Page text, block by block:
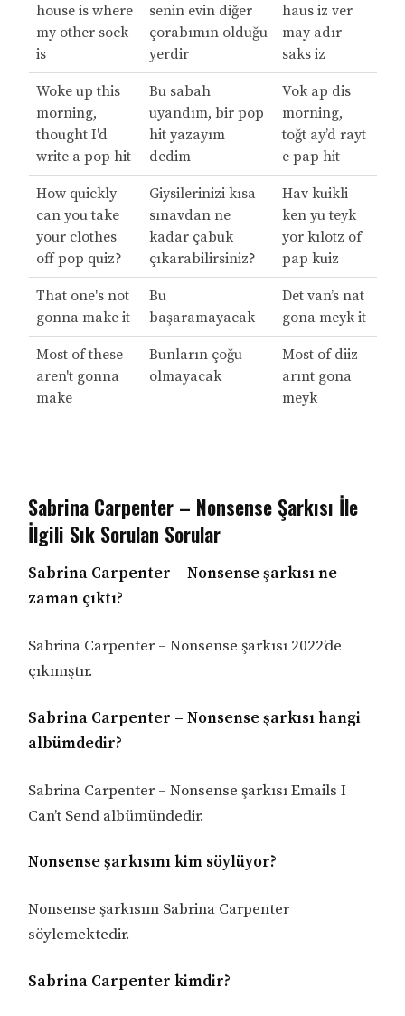
house is where
my other sock
is
senin evin diğer
çorabımın olduğu
yerdir
haus iz ver
may adır
saks iz
Woke up this
morning,
thought I'd
write a pop hit
Bu sabah
uyandım, bir pop
hit yazayım
dedim
Vok ap dis
morning,
toğt ay’d rayt
e pap hit
How quickly
can you take
your clothes
off pop quiz?
Giysilerinizi kısa
sınavdan ne
kadar çabuk
çıkarabilirsiniz?
Hav kuikli
ken yu teyk
yor kılotz of
pap kuiz
That one's not
gonna make it
Bu
başaramayacak
Det van’s nat
gona meyk it
Most of these
aren't gonna
make
Bunların çoğu
olmayacak
Most of diiz
arınt gona
meyk
Sabrina Carpenter – Nonsense Şarkısı İle
İlgili Sık Sorulan Sorular
Sabrina Carpenter – Nonsense şarkısı ne
zaman çıktı?
Sabrina Carpenter – Nonsense şarkısı 2022’de
çıkmıştır.
Sabrina Carpenter – Nonsense şarkısı hangi
albümdedir?
Sabrina Carpenter – Nonsense şarkısı Emails I
Can’t Send albümündedir.
Nonsense şarkısını kim söylüyor?
Nonsense şarkısını Sabrina Carpenter
söylemektedir.
Sabrina Carpenter kimdir?